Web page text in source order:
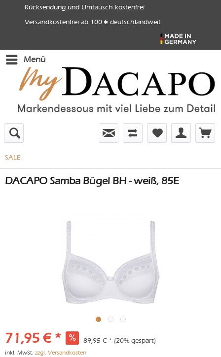
Rücksendung und Umtausch kostenfrei
Versandkostenfrei ab 100 € deutschlandweit
Menü
SALE
DACAPO Samba Bügel BH - weiß, 85E
71,95 € * 89,95 € * (20% gespart)
inkl. MwSt. zzgl. Versandkosten